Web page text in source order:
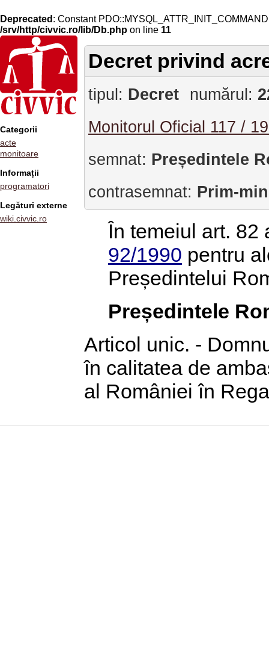
Deprecated : Constant
/srv/http/civvic.ro/lib/Db.php on line 11
Categorii
acte
monitoare
Informații
programatori
Legături externe
wiki.civvic.ro
Decret privind
tipul: Decret numărul:
Monitorul Oficial 117 /
semnat: Președintele
contrasemnat: Prim-
În temeiul art.
92/1990 pentru
Președintelui
Președintele
Articol unic. -
în calitatea de
al României în